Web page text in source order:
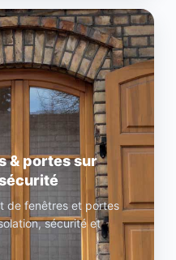
& portes sur
de fenêtres et portes
sécurité et